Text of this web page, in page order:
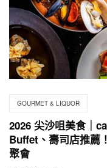
GOURMET & LIQUOR
2026 尖沙咀美食｜
Buffet、壽司店推薦
聚會